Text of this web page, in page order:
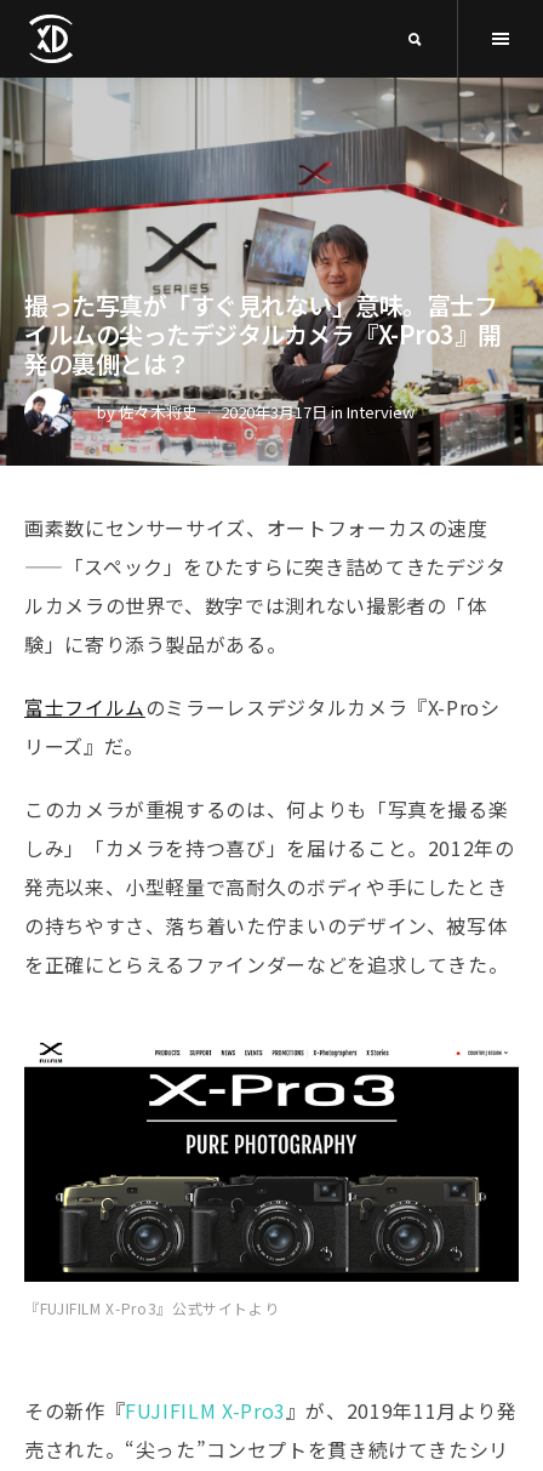
撮った写真が「すぐ見れない」意味。富士フ
イルムの尖ったデジタルカメラ『X-Pro3』開
発の裏側とは？
by佐々木将史 2020年3月17日in Interview
画素数にセンサーサイズ、オートフォーカスの速度
——「スペック」をひたすらに突き詰めてきたデジタ
ルカメラの世界で、数字では測れない撮影者の「体
験」に寄り添う製品がある。
富士フイルムのミラーレスデジタルカメラ『X-Proシ
リーズ』だ。
このカメラが重視するのは、何よりも「写真を撮る楽
しみ」「カメラを持つ喜び」を届けること。2012年の
発売以来、小型軽量で高耐久のボディや手にしたとき
の持ちやすさ、落ち着いた佇まいのデザイン、被写体
を正確にとらえるファインダーなどを追求してきた。
『FUJIFILM X-Pro3』公式サイトより
その新作『FUJIFILM X-Pro3』が、2019年11月より発
売された。“尖った”コンセプトを貫き続けてきたシリ